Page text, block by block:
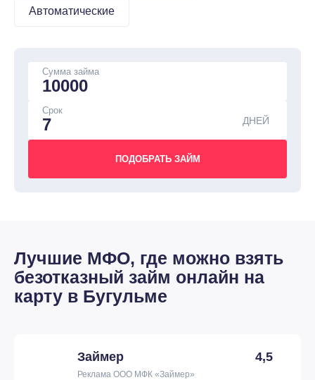
Автоматические
Сумма займа
Срок
ДНЕЙ
Лучшие МФО, где можно взять
безотказный займ онлайн на
карту в Бугульме
Займер 4,5
Реклама ООО МФК «Займер»